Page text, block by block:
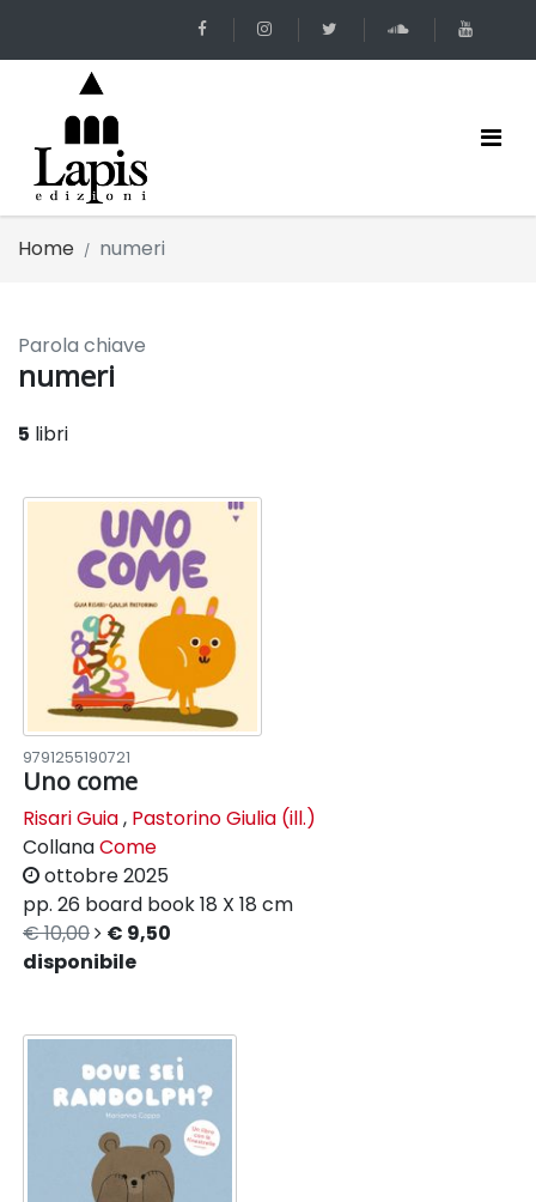
Home numeri
Parola chiave
numeri
5 libri
9791255190721
Uno come
Risari Guia, Pastorino Giulia (ill.)
CollanaCome
ottobre 2025
pp. 26 board book18 X 18 cm
€ 10,00
€ 9,50
disponibile